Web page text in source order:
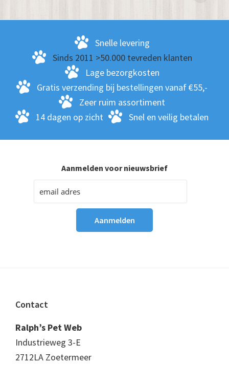
Snelle levering
Sinds 2011 >50.000 tevreden klanten
Lage bezorgkosten
Gratis verzending bij bestellingen vanaf €55,-
Zeer ruim assortiment
14 dagen op zicht
Snel en veilig betalen
Aanmelden voor nieuwsbrief
Footer
Contact
Ralph’s Pet Web
Industrieweg 3-E
2712LA Zoetermeer